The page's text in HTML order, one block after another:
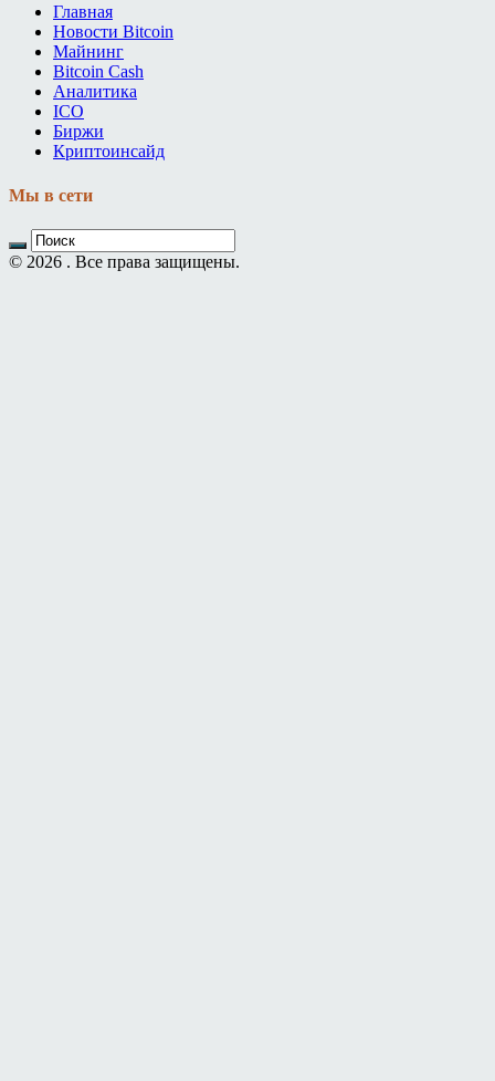
Главная
Новости Bitcoin
Майнинг
Bitcoin Cash
Аналитика
ICO
Биржи
Криптоинсайд
Мы в сети
© 2026 . Все права защищены.